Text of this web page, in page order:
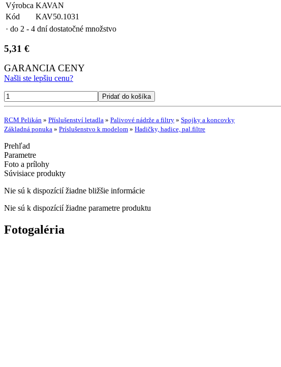
Výrobca KAVAN
Kód
KAV50.1031
· do 2 - 4 dní dostatočné množstvo
5,31 €
GARANCIA CENY
Našli ste lepšiu cenu?
RCM Pelikán » Příslušenství letadla » Palivové nádrže a filtry » Spojky a koncovky
Základná ponuka » Príslušenstvo k modelom » Hadičky, hadice, pal.filtre
Prehľad
Parametre
Foto a prílohy
Súvisiace produkty
Nie sú k dispozícií žiadne bližšie informácie
Nie sú k dispozícií žiadne parametre produktu
Fotogaléria